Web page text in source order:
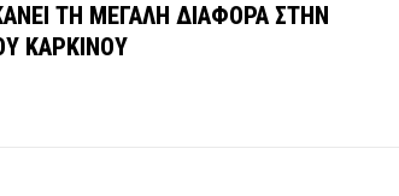
ΤΗ ΜΕΓΑΛΗ ΔΙΑΦΟΡΑ ΣΤΗΝ
ΚΑΡΚΙΝΟΥ